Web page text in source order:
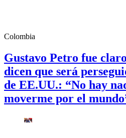
Colombia
Gustavo Petro fue
dicen que será
de EE.UU.: “No hay
moverme por el